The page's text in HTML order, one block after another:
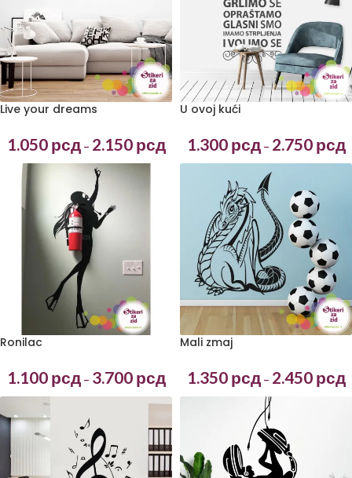
Live your dreams
1.050 рсд – 2.150 рсд
U ovoj kući
1.300 рсд – 2.750 рсд
Ronilac
1.100 рсд – 3.700 рсд
Mali zmaj
1.350 рсд – 2.450 рсд